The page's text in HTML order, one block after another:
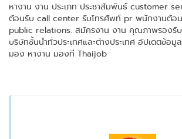
หางาน งาน ประเภท ประชาสัมพันธ์ customer
ต้อนรับ call center รับโทรศัพท์ pr พนักงานต้อ
public relations. สมัครงาน งาน คุณภาพรองรั
บริษัทชั้นนำทั่วประเทศและต่างประเทศ อัปเดตข้อ
มอง หางาน มองที่ Thaijob